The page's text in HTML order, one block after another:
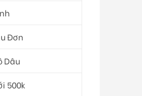
Đơn
Dâu
500k